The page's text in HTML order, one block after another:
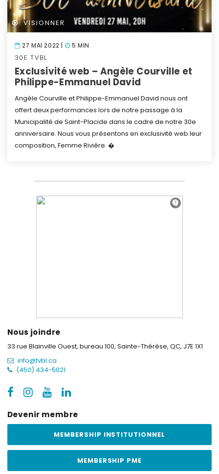
VISIONNER
27 MAI 2022 | 5 MIN
30E TVBL
Exclusivité web – Angèle Courville et
Philippe-Emmanuel David
Angèle Courville et Philippe-Emmanuel David nous ont
offert deux performances lors de notre passage à la
Municipalité de Saint-Placide dans le cadre de notre 30e
anniversaire. Nous vous présentons en exclusivité web leur
composition, Femme Rivière. �
Nous joindre
33 rue Blainville Ouest, bureau 100, Sainte-Thérèse, QC, J7E 1X1
info@tvbl.ca
(450) 434-5021
Devenir membre
MEMBERSHIP INSTITUTIONNEL
MEMBERSHIP PME